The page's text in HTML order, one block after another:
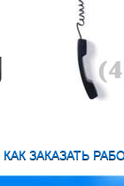
КАК ЗАКАЗАТЬ